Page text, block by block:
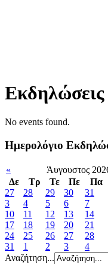
No events found.
Ημερολόγιο
« Άυγουστος
Δε
Tρ Τε Πε Πα
27
28 29 30 31
3
4 5 6 7
10
11 12 13 14
17
18 19 20 21
24
25 26 27 28
31
1 2 3 4
Αναζήτηση...